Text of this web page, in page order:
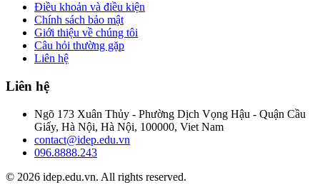
Điều khoản và điều kiện
Chính sách bảo mật
Giới thiệu về chúng tôi
Câu hỏi thường gặp
Liên hệ
Liên hệ
Ngõ 173 Xuân Thủy - Phường Dịch Vọng Hậu - Quận Cầu
Giấy, Hà Nội, Hà Nội, 100000, Viet Nam
contact@idep.edu.vn
096.8888.243
© 2026 idep.edu.vn. All rights reserved.